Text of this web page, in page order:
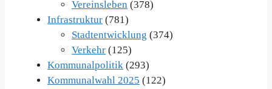
Vereinsleben (378)
Infrastruktur (781)
Stadtentwicklung (374)
Verkehr (125)
Kommunalpolitik (293)
Kommunalwahl 2025 (122)